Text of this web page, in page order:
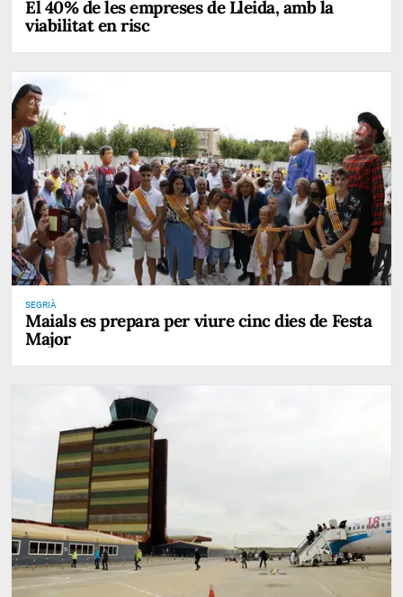
El 40% de les empreses de Lleida, amb la
viabilitat en risc
SEGRIÀ
Maials es prepara per viure cinc dies de Festa
Major